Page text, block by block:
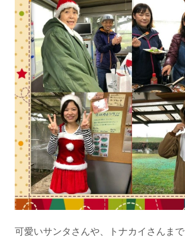
可愛いサンタさんや、トナカイさんまで